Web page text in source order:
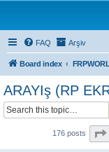
FAQ Arşiv
Board index
ARAYIş (RP
176 posts